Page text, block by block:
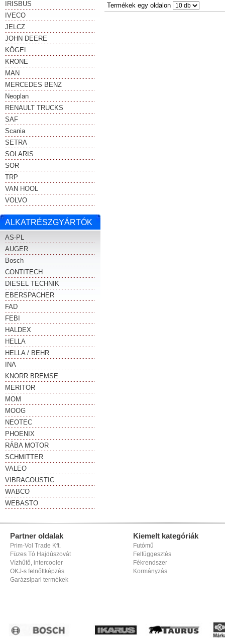
IRISBUS
IVECO
JELCZ
JOHN DEERE
KÖGEL
KRONE
MAN
MERCEDES BENZ
Neoplan
RENAULT TRUCKS
SAF
Scania
SETRA
SOLARIS
SOR
TRP
VAN HOOL
VOLVO
ALKATRÉSZGYÁRTÓK
AS-PL
AUGER
Bosch
CONTITECH
DIESEL TECHNIK
EBERSPACHER
FAD
FEBI
HALDEX
HELLA
HELLA / BEHR
INA
KNORR BREMSE
MERITOR
MOM
MOOG
NEOTEC
PHOENIX
RÁBA MOTOR
SCHMITTER
VALEO
VIBRACOUSTIC
WABCO
WEBASTO
Termékek egy oldalon
Partner oldalak
Prim-Vol Trade Kft.
Füzes Tó Hajdúszovát
Vízhűtő, intercooler
OKJ-s felnőttképzés
Garázsipari termékek
Kiemelt kategóriák
Futómű
Felfüggesztés
Fékrendszer
Kormányzás